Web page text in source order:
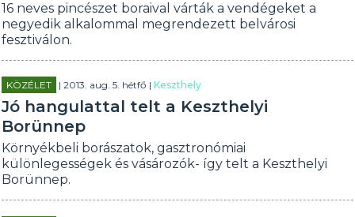
16 neves pincészet boraival várták a vendégeket a
negyedik alkalommal megrendezett belvárosi
fesztiválon.
KÖZÉLET | 2013. aug. 5. hétfő |Keszthely
Jó hangulattal telt a Keszthelyi
Borünnep
Környékbeli borászatok, gasztronómiai
különlegességek és vásározók- így telt a Keszthelyi
Borünnep.